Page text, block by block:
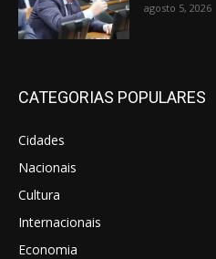
agosto 5, 2026
CATEGORIAS POPULARES
Cidades
Nacionais
Cultura
Internacionais
Economia